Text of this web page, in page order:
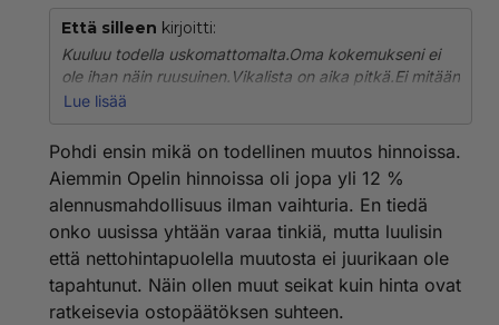
Että silleen kirjoitti:
Kuuluu todella uskomattomalta.Oma kokemukseni ei
ole ihan näin ruusuinen.Vikalista on aika pitkä.Ei mitään
kauheata remmin ylihyppäämistä
sähköisiä.
Lue lisää
Pohdi ensin mikä on todellinen muutos hinnoissa.
Aiemmin Opelin hinnoissa oli jopa yli 12 %
alennusmahdollisuus ilman vaihturia. En tiedä
onko uusissa yhtään varaa tinkiä, mutta luulisin
että nettohintapuolella muutosta ei juurikaan ole
tapahtunut. Näin ollen muut seikat kuin hinta ovat
ratkeisevia ostopäätöksen suhteen.